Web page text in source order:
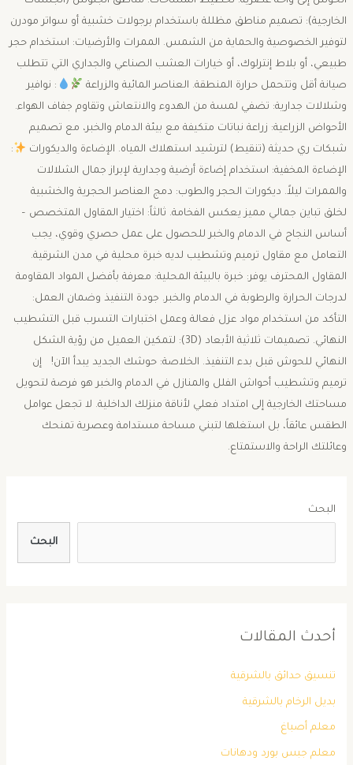
الخارجية): تصميم مناطق مظللة باستخدام برجولات خشبية أو سواتر مودرن
لتوفير الخصوصية والحماية من الشمس. ​الممرات والأرضيات: استخدام حجر
طبيعي، أو بلاط إنترلوك، أو خيارات العشب الصناعي والجداري التي تتطلب
صيانة أقل وتتحمل حرارة المنطقة. ​العناصر المائية والزراعة
: ​نوافير
وشلالات جدارية: تضفي لمسة من الهدوء والانتعاش وتقاوم جفاف الهواء. ​
الأحواض الزراعية: زراعة نباتات متكيفة مع بيئة الدمام والخبر، مع تصميم
شبكات ري حديثة (تنقيط) لترشيد استهلاك المياه. ​الإضاءة والديكورات
: ​
الإضاءة المخفية: استخدام إضاءة أرضية وجدارية لإبراز جمال الشلالات
والممرات ليلاً. ​ديكورات الحجر والطوب: دمج العناصر الحجرية والخشبية
لخلق تباين جمالي مميز يعكس الفخامة. ​ثالثاً: اختيار المقاول المتخصص –
أساس النجاح في الدمام والخبر ​للحصول على عمل حصري وقوي، يجب
التعامل مع مقاول ترميم وتشطيب لديه خبرة محلية في مدن الشرقية.
المقاول المحترف يوفر: ​خبرة بالبيئة المحلية: معرفة بأفضل المواد المقاومة
لدرجات الحرارة والرطوبة في الدمام والخبر. ​جودة التنفيذ وضمان العمل:
التأكد من استخدام مواد عزل فعالة وعمل اختبارات التسرب قبل التشطيب
النهائي. ​تصميمات ثلاثية الأبعاد (3D): لتمكين العميل من رؤية الشكل
النهائي للحوش قبل بدء التنفيذ. ​الخلاصة: حوشك الجديد يبدأ الآن! ​إن
ترميم وتشطيب أحواش الفلل والمنازل في الدمام والخبر هو فرصة لتحويل
مساحتك الخارجية إلى امتداد فعلي لأناقة منزلك الداخلية. لا تجعل عوامل
الطقس عائقاً، بل استغلها لتبني مساحة مستدامة وعصرية تمنحك
وعائلتك الراحة والاستمتاع.
البحث
البحث
أحدث المقالات
تنسيق حدائق بالشرقية
بديل الرخام بالشرقية
معلم أصباغ
معلم جبس بورد ودهانات